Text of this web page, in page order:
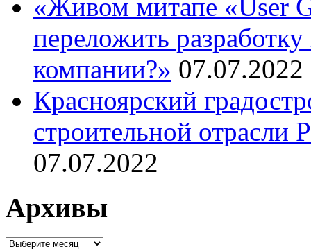
«Живом митапе «User
переложить
компании?» 07.07.2022
Красноярский
строительной отрасли
07.07.2022
Архивы
Архивы